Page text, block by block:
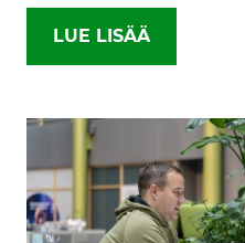
LUE LISÄÄ